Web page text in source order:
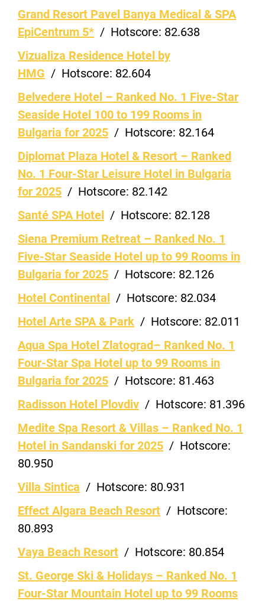
Grand Resort Pavel Banya Medical & SPA
EpiCentrum 5* / Hotscore: 82.638
Vizualiza Residence Hotel by
HMG / Hotscore: 82.604
Belvedere Hotel – Ranked No. 1 Five-Star
Seaside Hotel 100 to 199 Rooms in
Bulgaria for 2025 / Hotscore: 82.164
Diplomat Plaza Hotel & Resort – Ranked
No. 1 Four-Star Leisure Hotel in Bulgaria
for 2025 / Hotscore: 82.142
Santé SPA Hotel / Hotscore: 82.128
Siena Premium Retreat – Ranked No. 1
Five-Star Seaside Hotel up to 99 Rooms in
Bulgaria for 2025 / Hotscore: 82.126
Hotel Continental / Hotscore: 82.034
Hotel Arte SPA & Park / Hotscore: 82.011
Aqua Spa Hotel Zlatograd– Ranked No. 1
Four-Star Spa Hotel up to 99 Rooms in
Bulgaria for 2025 / Hotscore: 81.463
Radisson Hotel Plovdiv / Hotscore: 81.396
Medite Spa Resort & Villas – Ranked No. 1
Hotel in Sandanski for 2025 / Hotscore:
80.950
Villa Sintica / Hotscore: 80.931
Effect Algara Beach Resort / Hotscore:
80.893
Vaya Beach Resort / Hotscore: 80.854
St. George Ski & Holidays – Ranked No. 1
Four-Star Mountain Hotel up to 99 Rooms